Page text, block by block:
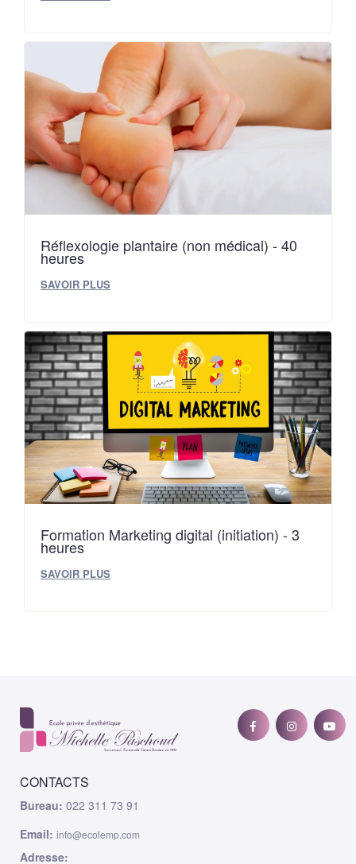
Réflexologie plantaire (non médical) - 40
heures
SAVOIR PLUS
Formation Marketing digital (initiation) - 3
heures
SAVOIR PLUS
CONTACTS
Bureau: 022 311 73 91
Email: info@ecolemp.com
Adresse: